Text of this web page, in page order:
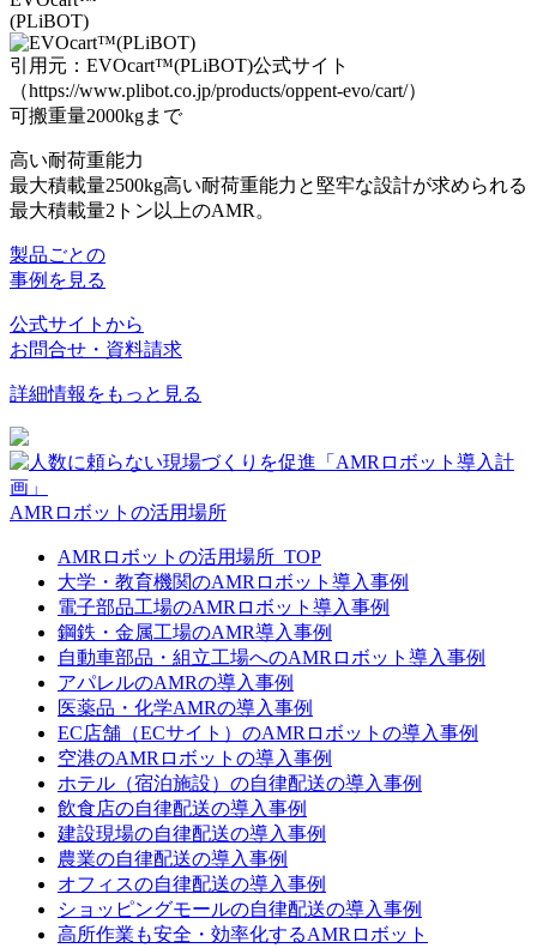
(PLiBOT)
引用元：EVOcart™(PLiBOT)公式サイト
（https://www.plibot.co.jp/products/oppent-evo/cart/）
可搬重量2000kgまで
高い耐荷重能力
最大積載量2500kg高い耐荷重能力と堅牢な設計が求められる
最大積載量2トン以上のAMR。
製品ごとの
事例を見る
公式サイトから
お問合せ・資料請求
詳細情報をもっと見る
AMRロボットの活用場所
AMRロボットの活用場所_TOP
大学・教育機関のAMRロボット導入事例
電子部品工場のAMRロボット導入事例
鋼鉄・金属工場のAMR導入事例
自動車部品・組立工場へのAMRロボット導入事例
アパレルのAMRの導入事例
医薬品・化学AMRの導入事例
EC店舗（ECサイト）のAMRロボットの導入事例
空港のAMRロボットの導入事例
ホテル（宿泊施設）の自律配送の導入事例
飲食店の自律配送の導入事例
建設現場の自律配送の導入事例
農業の自律配送の導入事例
オフィスの自律配送の導入事例
ショッピングモールの自律配送の導入事例
高所作業も安全・効率化するAMRロボット